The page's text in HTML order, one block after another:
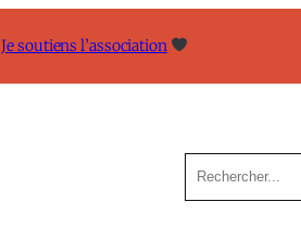
Je soutiens l’association